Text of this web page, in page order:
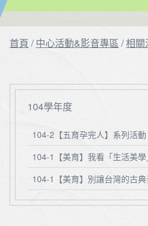
首頁 /中心活動&影音專區 /相關
104學年度
104-2【五育孕完人】系列活動
104-1【美育】我看「生活美
104-1【美育】別讓台灣的古典